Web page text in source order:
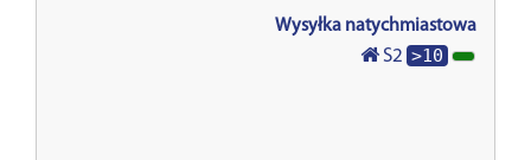
Wysyłka natychmiastowa
S2 >10